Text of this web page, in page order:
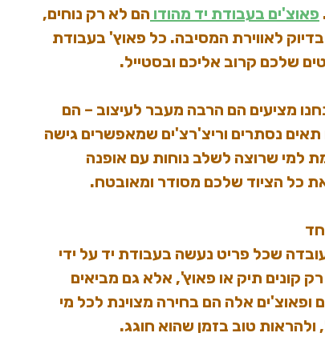
פאוצ'ים בעבודת יד מהודו הם לא רק נוחים,
לאווירת המסיבה. כל פאוץ' בעבודת
שלכם קרוב אליכם ובסטייל.
מציעים הם הרבה מעבר לעיצוב – הם
תאים נסתרים וריצ'רצ'ים שמאפשרים גישה
למי שרוצה לשלב נוחות עם אופנה
כל הציוד שלכם מסודר ומאובטח.
שכל פריט נעשה בעבודת יד על ידי
קונים תיק או פאוץ', אלא גם מביאים
ופאוצ'ים אלה הם בחירה מצוינת לכל מי
טוב בזמן שהוא חוגג.